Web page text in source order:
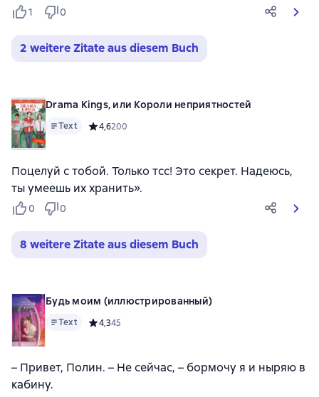
1 0
2 weitere Zitate aus diesem Buch
Drama Kings, или Короли неприятностей
Text Средний рейтинг 4,6 на основе 200 оценок
4,6200
Поцелуй с тобой. Только тсс! Это секрет. Надеюсь,
ты умеешь их хранить».
0 0
8 weitere Zitate aus diesem Buch
Будь моим (иллюстрированный)
Text Средний рейтинг 4,3 на основе 45 оценок
4,345
– Привет, Полин. – Не сейчас, – бормочу я и ныряю в
кабину.